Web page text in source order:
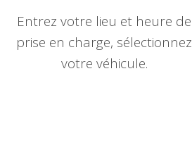
Entrez votre lieu et heure de
prise en charge, sélectionnez
votre véhicule.